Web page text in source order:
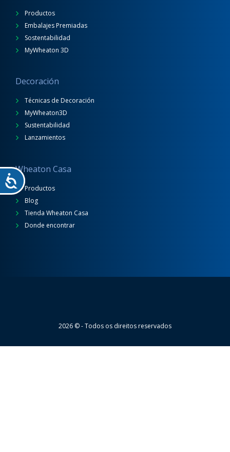
Productos
Embalajes Premiadas
Sostentabilidad
MyWheaton 3D
Decoración
Técnicas de Decoración
MyWheaton3D
Sustentabilidad
Lanzamientos
Wheaton Casa
Productos
Blog
Tienda Wheaton Casa
Donde encontrar
2026 © - Todos os direitos reservados